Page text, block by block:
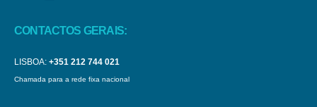
CONTACTOS GERAIS:
LISBOA: +351 212 744 021
Chamada para a rede fixa nacional